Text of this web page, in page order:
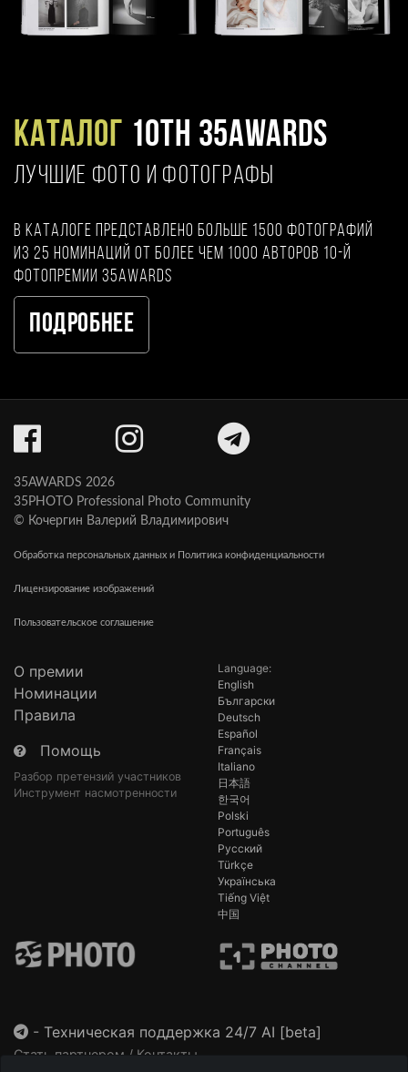
Каталог 10TH 35AWARDS
ЛУЧШИЕ ФОТО И ФОТОГРАФЫ
В каталоге представлено больше 1500 фотографий
из 25 номинаций от более чем 1000 авторов 10-й
фотопремии 35AWARDS
Подробнее
35AWARDS 2026
35PHOTO Professional Photo Community
© Кочергин Валерий Владимирович
Обработка персональных данных и Политика конфиденциальности
Лицензирование изображений
Пользовательское соглашение
О премии
Номинации
Правила
Помощь
Разбор претензий участников
Инструмент насмотренности
Language:
English
Български
Deutsch
Español
Français
Italiano
日本語
한국어
Polski
Português
Русский
Türkçe
Українська
Tiếng Việt
中国
- Техническая поддержка 24/7 AI [beta]
Стать партнером / Контакты